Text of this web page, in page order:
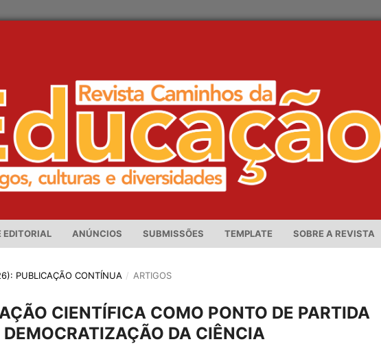
EDITORIAL ANÚNCIOS SUBMISSÕES TEMPLATE SOBRE A REVISTA
PUBLICAÇÃO CONTÍNUA / ARTIGOS
CIENTÍFICA COMO PONTO DE PARTIDA
DEMOCRATIZAÇÃO DA CIÊNCIA